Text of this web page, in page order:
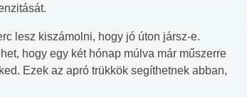
lesz kiszámolni, hogy jó úton jársz-e.
hogy egy két hónap múlva már műszerre
Ezek az apró trükkök segíthetnek abban,
munka
középfokú
teszt -
#Suli, munka
Internet-függőség
teszt